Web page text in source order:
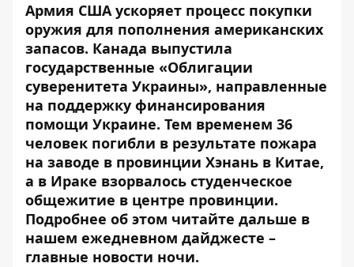
Армия СШАускоряет процесс покупки
оружия для пополнения американских
запасов. Канада выпустила
государственные «Облигации
суверенитета Украины», направленные
на поддержку финансирования
помощи Украине. Тем временем 36
человек погибли в результате пожара
на заводе в провинции Хэнань в Китае,
а в Ираке взорвалось студенческое
общежитие в центре провинции.
Подробнее об этом читайте дальше в
нашем ежедневном дайджесте –
главные новости ночи.